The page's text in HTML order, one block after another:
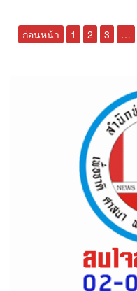
ก่อนหน้า 1 2 3 …